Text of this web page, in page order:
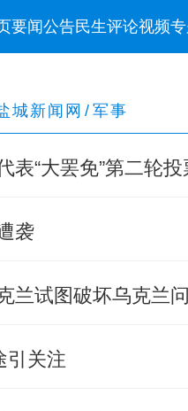
要闻公告民生评论视频
城新闻网 / 军事
表“大罢免”第二轮
袭
兰试图破坏乌克兰
引关注